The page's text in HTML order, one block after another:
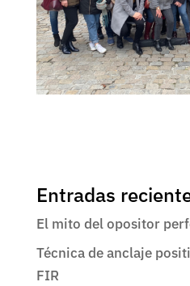
Entradas
El mito del opositor
Técnica de anclaje
FIR